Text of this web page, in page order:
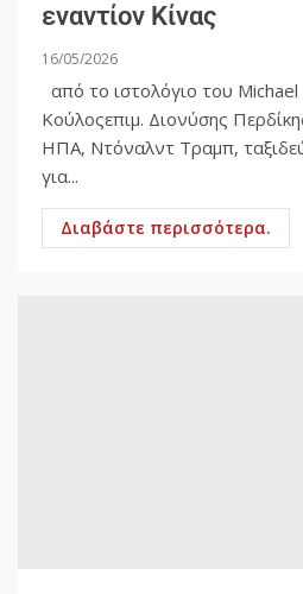
εναντίον Κίνας
16/05/2026
από το ιστολόγιο του
Κούλοςεπιμ. Διονύσης
ΗΠΑ, Ντόναλντ Τραμπ,
για...
Διαβάστε περισσότερα.